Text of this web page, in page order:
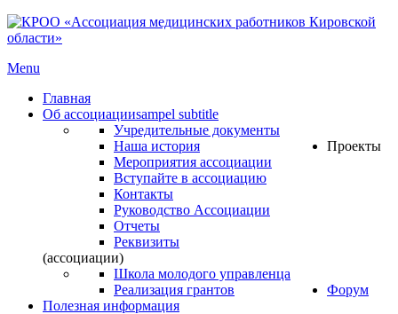
Menu
Главная
Об ассоциацииsampel subtitle
Учредительные документы
Наша история
Мероприятия ассоциации
Вступайте в ассоциацию
Контакты
Руководство Ассоциации
Отчеты
Реквизиты
Проекты
(ассоциации)
Школа молодого управленца
Реализация грантов
Форум
Полезная информация